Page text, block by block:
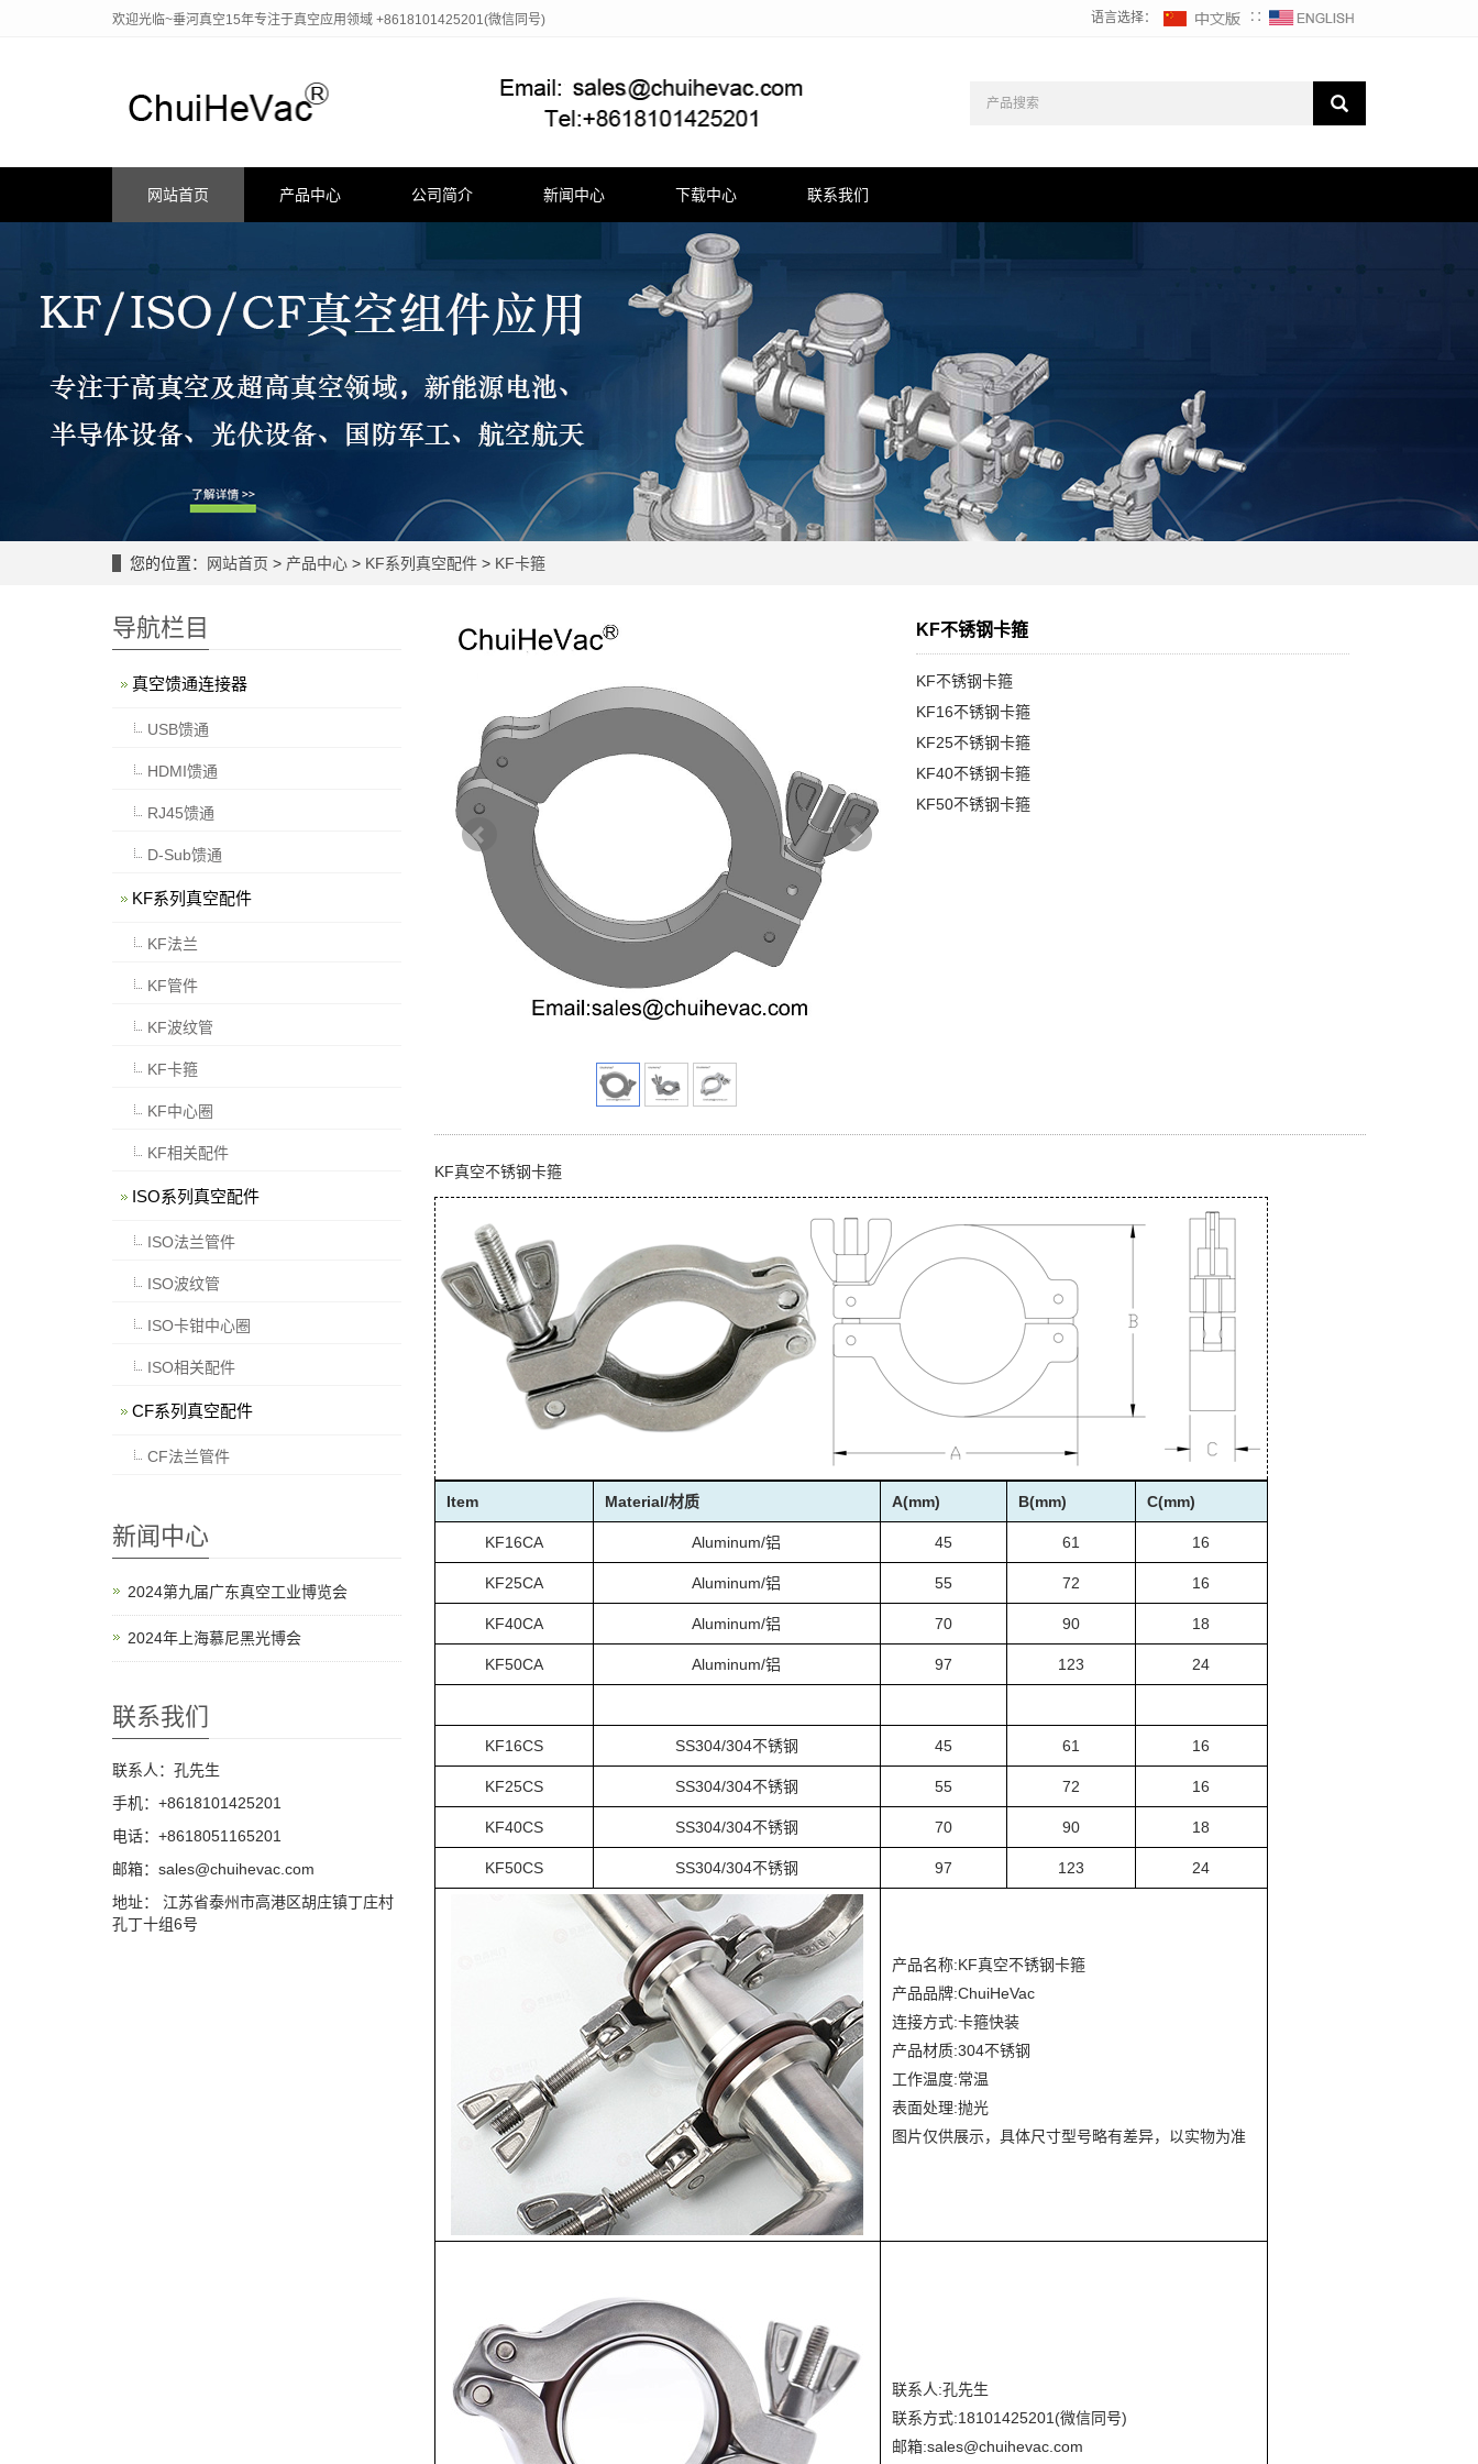
欢迎光临~垂河真空15年专注于真空应用领域 +8618101425201(微信同号) 语言选择： ∷
网站首页 产品中心 公司简介 新闻中心 下载中心 联系我们
您的位置： 网站首页 > 产品中心 > KF系列真空配件 > KF卡箍
KF不锈钢卡箍
KF不锈钢卡箍
KF16不锈钢卡箍
KF25不锈钢卡箍
KF40不锈钢卡箍
KF50不锈钢卡箍
KF真空不锈钢卡箍
Item Material/材质 A(mm) B(mm) C(mm)
KF16CA Aluminum/铝 45 61 16
KF25CA Aluminum/铝 55 72 16
KF40CA Aluminum/铝 70 90 18
KF50CA Aluminum/铝 97 123 24
KF16CS SS304/304不锈钢 45 61 16
KF25CS SS304/304不锈钢 55 72 16
KF40CS SS304/304不锈钢 70 90 18
KF50CS SS304/304不锈钢 97 123 24
产品名称:KF真空不锈钢卡箍
产品品牌:ChuiHeVac
连接方式:卡箍快装
产品材质:304不锈钢
工作温度:常温
表面处理:抛光
图片仅供展示，具体尺寸型号略有差异，以实物为准
联系人:孔先生
联系方式:18101425201(微信同号)
邮箱:sales@chuihevac.com
导航栏目
真空馈通连接器
USB馈通
HDMI馈通
RJ45馈通
D-Sub馈通
KF系列真空配件
KF法兰
KF管件
KF波纹管
KF卡箍
KF中心圈
KF相关配件
ISO系列真空配件
ISO法兰管件
ISO波纹管
ISO卡钳中心圈
ISO相关配件
CF系列真空配件
CF法兰管件
新闻中心
2024第九届广东真空工业博览会
2024年上海慕尼黑光博会
联系我们
联系人：孔先生
手机：+8618101425201
电话：+8618051165201
邮箱：sales@chuihevac.com
地址： 江苏省泰州市高港区胡庄镇丁庄村
孔丁十组6号